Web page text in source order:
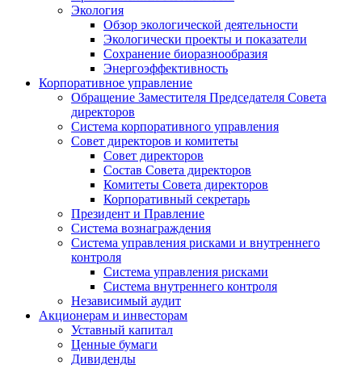
Экология
Обзор экологической деятельности
Экологически проекты и показатели
Сохранение биоразнообразия
Энергоэффективность
Корпоративное управление
Обращение Заместителя Председателя Совета
директоров
Система корпоративного управления
Совет директоров и комитеты
Совет директоров
Состав Совета директоров
Комитеты Совета директоров
Корпоративный секретарь
Президент и Правление
Система вознаграждения
Система управления рисками и внутреннего
контроля
Система управления рисками
Система внутреннего контроля
Независимый аудит
Акционерам и инвесторам
Уставный капитал
Ценные бумаги
Дивиденды